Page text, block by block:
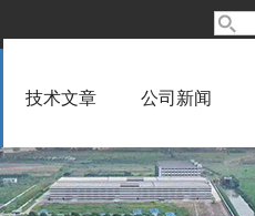
技术文章 公司新闻